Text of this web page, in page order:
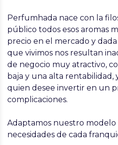
Perfumhada nace con la
público todos esos aromas
precio en el mercado y
que vivimos nos resultan
de negocio muy atractivo,
baja y una alta rentabilidad,
quien desee invertir en un
complicaciones.
Adaptamos nuestro modelo
necesidades de cada